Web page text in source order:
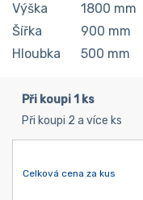
Výška 1800 mm
Šířka
900 mm
Hloubka
500 mm
Při koupi 1 ks
Při koupi 2 a více ks
Celková cena za kus